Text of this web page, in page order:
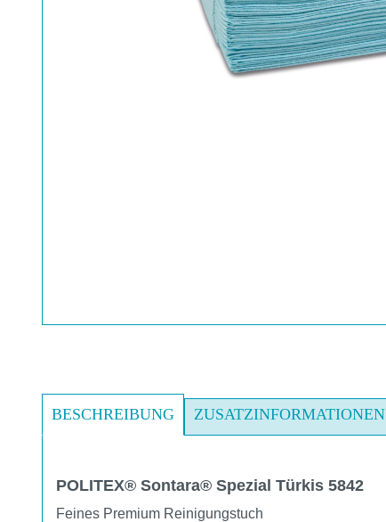
BESCHREIBUNG ZUSATZINFORMATIONEN
POLITEX® Sontara® Spezial Türkis 5842
Feines Premium Reinigungstuch